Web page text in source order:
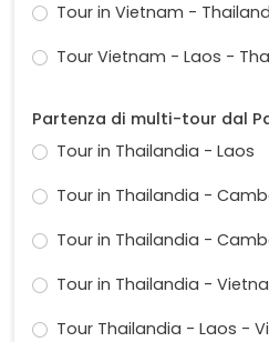
Tour in Vietnam -
Tour Vietnam - Laos -
Partenza di multi-tour dal
Tour in Thailandia - Laos
Tour in Thailandia -
Tour in Thailandia -
Tour in Thailandia -
Tour Thailandia - Laos -